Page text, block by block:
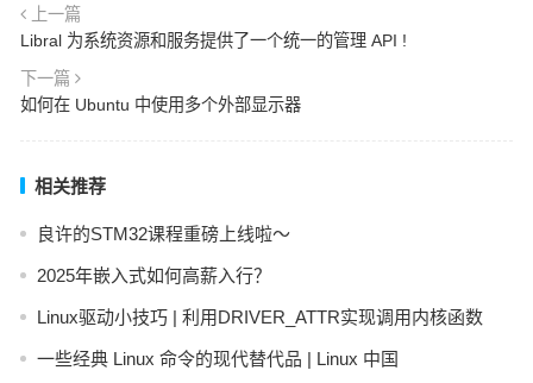
上一篇
Libral 为系统资源和服务提供了一个统一的管理 API !
下一篇
如何在 Ubuntu 中使用多个外部显示器
相关推荐
良许的STM32课程重磅上线啦～
2025年嵌入式如何高薪入行？
Linux驱动小技巧 | 利用DRIVER_ATTR实现调用内核函数
一些经典 Linux 命令的现代替代品 | Linux 中国